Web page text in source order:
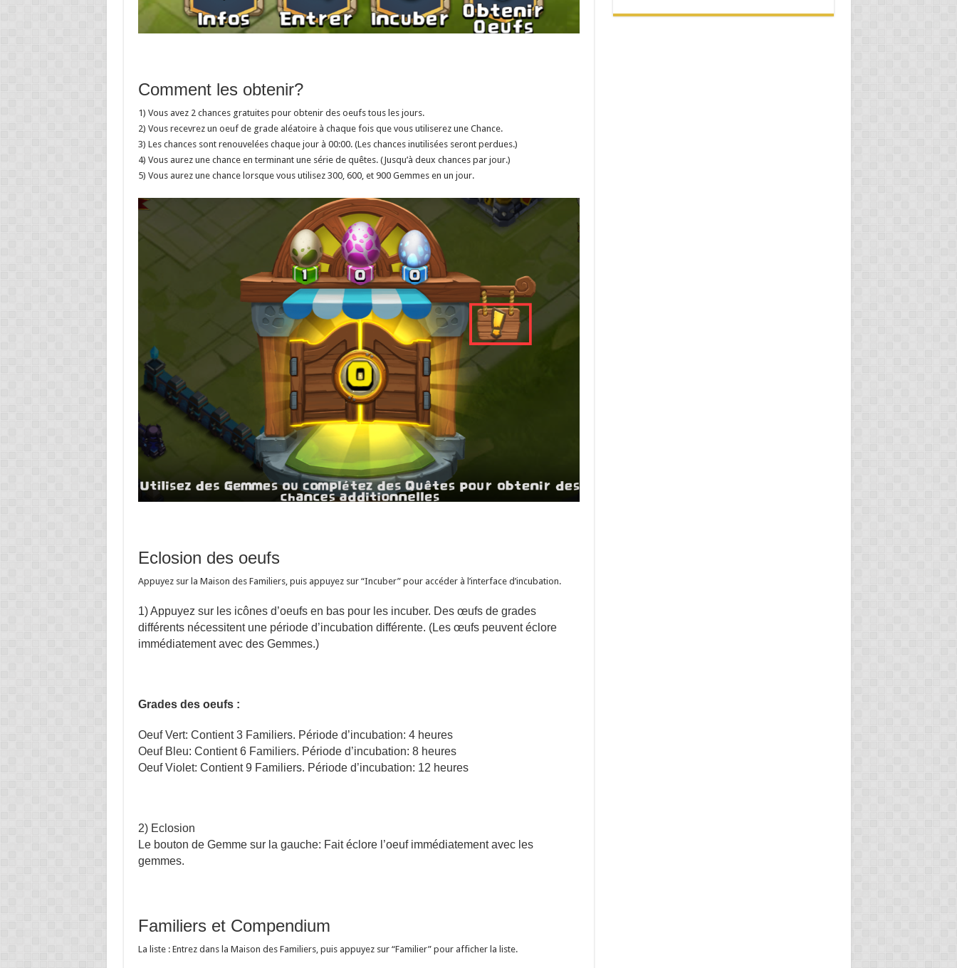
Comment les obtenir?
1) Vous avez 2 chances gratuites pour obtenir des oeufs tous les jours.
2) Vous recevrez un oeuf de grade aléatoire à chaque fois que vous utiliserez une Chance.
3) Les chances sont renouvelées chaque jour à 00:00. (Les chances inutilisées seront perdues.)
4) Vous aurez une chance en terminant une série de quêtes. (Jusqu’à deux chances par jour.)
5) Vous aurez une chance lorsque vous utilisez 300, 600, et 900 Gemmes en un jour.
Eclosion des oeufs
Appuyez sur la Maison des Familiers, puis appuyez sur “Incuber” pour accéder à l’interface d’incubation.
1) Appuyez sur les icônes d’oeufs en bas pour les incuber. Des œufs de grades
différents nécessitent une période d’incubation différente. (Les œufs peuvent éclore
immédiatement avec des Gemmes.)
Grades des oeufs :
Oeuf Vert: Contient 3 Familiers. Période d’incubation: 4 heures
Oeuf Bleu: Contient 6 Familiers. Période d’incubation: 8 heures
Oeuf Violet: Contient 9 Familiers. Période d’incubation: 12 heures
2) Eclosion
Le bouton de Gemme sur la gauche: Fait éclore l’oeuf immédiatement avec les
gemmes.
Familiers et Compendium
La liste : Entrez dans la Maison des Familiers, puis appuyez sur “Familier” pour afficher la liste.